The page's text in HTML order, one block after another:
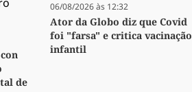
de
06/08/2026 às 12:32
Ator da Globo diz que Covid
foi "farsa" e critica vacinação
infantil